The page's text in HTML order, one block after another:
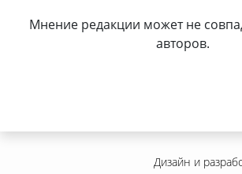
Мнение редакции может не
авторов.
Дизайн и